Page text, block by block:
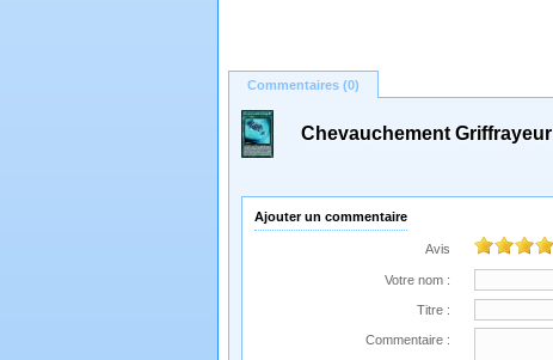
Commentaires (0)
Chevauchement Griffrayeur
Ajouter un commentaire
Avis
Votre nom :
Titre :
Commentaire :